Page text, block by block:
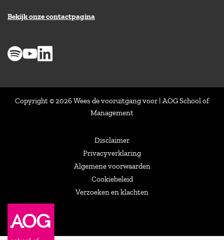
Bekijk onze contactpagina
Copyright © 2026 Wees de vooruitgang voor | AOG School of
Management
Disclaimer
Privacyverklaring
Algemene voorwaarden
Cookiebeleid
Verzoeken en klachten